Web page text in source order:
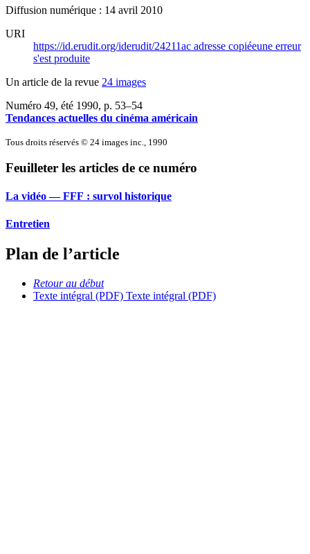
Diffusion numérique : 14 avril 2010
URI
https://id.erudit.org/iderudit/24211ac adresse copiéeune erreur
s'est produite
Un article de la revue 24 images
Numéro 49, été 1990, p. 53–54
Tendances actuelles du cinéma américain
Tous droits réservés © 24 images inc., 1990
Feuilleter les articles de ce numéro
La vidéo — FFF : survol historique
Entretien
Plan de l’article
Retour au début
Texte intégral (PDF) Texte intégral (PDF)